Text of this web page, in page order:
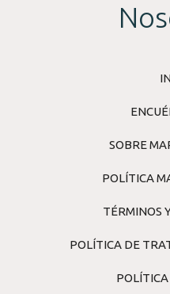
SOBRE
POLÍTICA
TÉRMINOS
POLÍTICA DE
POLÍTICA